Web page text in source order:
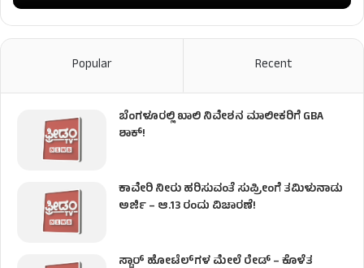
Popular Recent
ಬೆಂಗಳೂರಲ್ಲಿ ಖಾಲಿ ನಿವೇಶನ ಮಾಲೀಕರಿಗೆ GBA
ಶಾಕ್!
ಕಾವೇರಿ ನೀರು ಹರಿಸುವಂತೆ ಸುಪ್ರೀಂಗೆ ತಮಿಳುನಾಡು
ಅರ್ಜಿ – ಆ.13 ರಂದು ವಿಚಾರಣೆ!
ಸ್ಟಾರ್ ಹೋಟೆಲ್​​​ಗಳ ಮೇಲೆ ರೇಡ್ – ಕೊಳೆತ